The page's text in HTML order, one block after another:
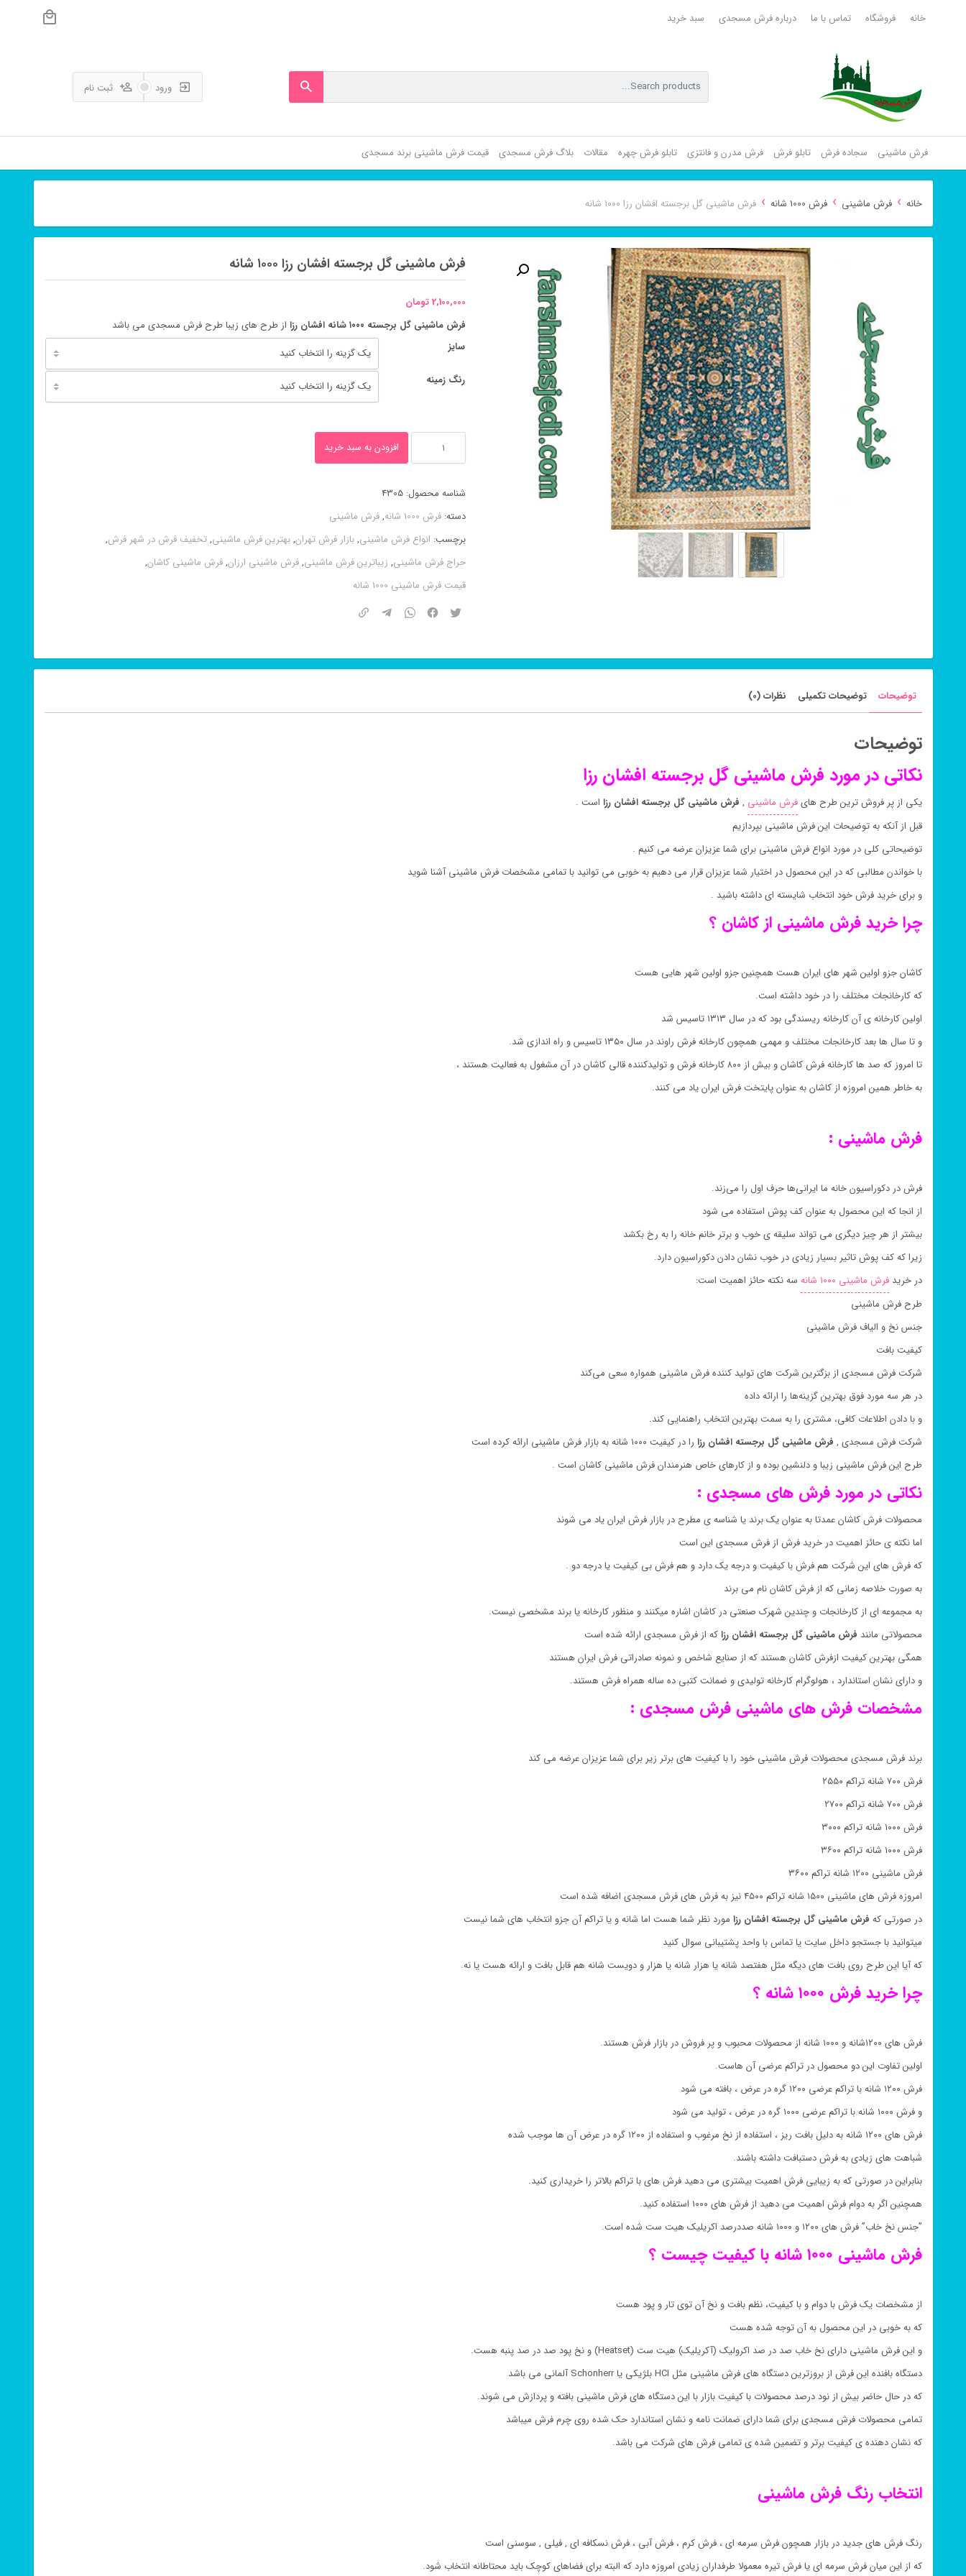
خانه فروشگاه تماس با ما درباره فرش مسجدی سبد خرید
ورود ثبت نام
فرش ماشینی سجاده فرش تابلو فرش فرش مدرن و فانتزی تابلو فرش چهره مقالات بلاگ فرش مسجدی قیمت فرش ماشینی برند مسجدی
خانه › فرش ماشینی › فرش 1000 شانه › فرش ماشینی گل برجسته افشان رزا ۱۰۰۰ شانه
فرش ماشینی گل برجسته افشان رزا ۱۰۰۰ شانه
2,100,000 تومان
فرش ماشینی گل برجسته ۱۰۰۰ شانه افشان رزا
از طرح های زیبا طرح فرش مسجدی می باشد
سایز
رنگ زمینه
ماشینی
گل
برجسته
۱۰۰۰
افزودن به سبد خرید
شناسه محصول:4305
دسته:فرش 1000 شانه ,فرش ماشینی
برچسب: انواع فرش ماشینی,بازار فرش تهران,بهترین فرش ماشینی,تخفیف فرش در شهر فرش,
حراج فرش ماشینی, زیباترین فرش ماشینی,فرش ماشینی ارزان,فرش ماشینی کاشان,
قیمت فرش ماشینی 1000 شانه
توضیحات توضیحات تکمیلی نظرات (0)
توضیحات
نکاتی در مورد فرش ماشینی گل برجسته افشان رزا
یکی از پر فروش ترین طرح هایفرش ماشینی , فرش ماشینی گل برجسته افشان رزا است .
قبل از آنکه به توضیحات این فرش ماشینی بپردازیم
توضیحاتی کلی در مورد انواع فرش ماشینی برای شما عزیزان عرضه می کنیم .
با خواندن مطالبی که در این محصول در اختیار شما عزیزان قرار می دهیم به خوبی می توانید با تمامی مشخصات فرش ماشینی آشنا شوید
و برای خرید فرش خود انتخاب شایسته ای داشته باشید .
چرا خرید فرش ماشینی از کاشان ؟
کاشان جزو اولین شهر های ایران هست همچنین جزو اولین شهر هایی هست
که کارخانجات مختلف را در خود داشته است.
اولین کارخانه ی آن کارخانه ریسندگی بود که در سال ۱۳۱۳ تاسیس شد
و تا سال ها بعد کارخانجات مختلف و مهمی همچون کارخانه فرش راوند در سال ۱۳۵۰ تاسیس و راه اندازی شد.
تا امروز که صد ها کارخانه فرش کاشان و بیش از ۸۰۰ کارخانه فرش و تولیدکننده قالی کاشان در آن مشغول به فعالیت هستند ،
به خاطر همین امروزه از کاشان به عنوان پایتخت فرش ایران یاد می کنند.
فرش ماشینی :
فرش در دکوراسیون خانه ما ایرانی‌ها حرف اول را می‌زند.
از انجا که این محصول به عنوان کف پوش استفاده می شود
بیشتر از هر چیز دیگری می تواند سلیقه ی خوب و برتر خانم خانه را به رخ بکشد
زیرا که کف پوش تاثیر بسیار زیادی در خوب نشان دادن دکوراسیون دارد.
در خریدفرش ماشینی ۱۰۰۰ شانه
سه نکته حائز اهمیت است:
طرح فرش ماشینی
جنس نخ و الیاف فرش ماشینی
کیفیت بافت
شرکت فرش مسجدی از بزگترین شرکت های تولید کننده فرش ماشینی همواره سعی می‌کند
در هر سه مورد فوق بهترین گزینه‌ها را ارائه داده
و با دادن اطلاعات کافی، مشتری را به سمت بهترین انتخاب راهنمایی کند.
شرکت فرش مسجدی , فرش ماشینی گل برجستهافشان رزا را در کیفیت ۱۰۰۰ شانه به بازار فرش ماشینی ارائه کرده است
طرح این فرش ماشینی زیبا و دلنشین بوده و از کارهای خاص هنرمندان فرش ماشینی کاشان است .
نکاتی در مورد فرش های مسجدی :
محصولات فرش کاشان عمدتا به عنوان یک برند یا شناسه ی مطرح در بازار فرش ایران یاد می شوند
اما نکته ی حائز اهمیت در خرید فرش از فرش مسجدی این است
که فرش های این شرکت هم فرش با کیفیت و درجه یک دارد و هم فرش بی کیفیت یا درجه دو .
به صورت خلاصه زمانی که از فرش کاشان نام می برند
به مجموعه ای از کارخانجات و چندین شهرک صنعتی در کاشان اشاره میکنند و منظور کارخانه یا برند مشخصی نیست.
محصولاتی مانند فرش ماشینی گل برجسته افشان رزاکه از فرش مسجدی ارائه شده است
همگی بهترین کیفیت ازفرش کاشان هستند که از صنایع شاخص و نمونه صادراتی فرش ایران هستند
و دارای نشان استاندارد ، هولوگرام کارخانه تولیدی و ضمانت کتبی ده ساله همراه فرش هستند.
مشخصات فرش های ماشینی فرش مسجدی :
برند فرش مسجدی محصولات فرش ماشینی خود را با کیفیت های برتر زیر برای شما عزیزان عرضه می کند
فرش ۷۰۰ شانه تراکم ۲۵۵۰
فرش ۷۰۰ شانه تراکم ۲۷۰۰
فرش ۱۰۰۰ شانه تراکم ۳۰۰۰
فرش ۱۰۰۰ شانه تراکم ۳۶۰۰
فرش ماشینی ۱۲۰۰ شانه تراکم ۳۶۰۰
امروزه فرش های ماشینی ۱۵۰۰ شانه تراکم ۴۵۰۰ نیز به فرش های فرش مسجدی اضافه شده است
در صورتی که فرش ماشینی گل برجسته افشان رزا مورد نظر شما هست اما شانه و یا تراکم آن جزو انتخاب های شما نیست
میتوانید با جستجو داخل سایت یا تماس با واحد پشتیبانی سوال کنید
که آیا این طرح روی بافت های دیگه مثل هفتصد شانه یا هزار شانه یا هزار و دویست شانه هم قابل بافت و ارائه هست یا نه.
چرا خرید فرش ۱۰۰۰ شانه ؟
فرش های ۱۲۰۰شانه و ۱۰۰۰ شانه از محصولات محبوب و پر فروش در بازار فرش هستند.
اولین تفاوت این دو محصول در تراکم عرضی آن هاست.
فرش ۱۲۰۰ شانه با تراکم عرضی ۱۲۰۰ گره در عرض ، بافته می شود
و فرش ۱۰۰۰ شانه با تراکم عرضی ۱۰۰۰ گره در عرض ، تولید می شود
فرش های ۱۲۰۰ شانه به دلیل بافت ریز ، استفاده از نخ مرغوب و استفاده از ۱۲۰۰ گره در عرض آن ها موجب شده
شباهت های زیادی به فرش دستبافت داشته باشند.
بنابراین در صورتی که به زیبایی فرش اهمیت بیشتری می دهید فرش های با تراکم بالاتر را خریداری کنید.
همچنین اگر به دوام فرش اهمیت می دهید از فرش های ۱۰۰۰ استفاده کنید.
”جنس نخ خاب” فرش های ۱۲۰۰ و ۱۰۰۰ شانه صددرصد اکریلیک هیت ست شده است.
فرش ماشینی ۱۰۰۰ شانه با کیفیت چیست ؟
از مشخصات یک فرش با دوام و با کیفیت، نظم بافت و نخ آن توی تار و پود هست
که به خوبی در این محصول به آن توجه شده هست
و این فرش ماشینی دارای نخ خاب صد در صد اکرولیک (آکریلیک) هیت ست (Heatset) و نخ پود صد در صد پنبه هست.
دستگاه بافنده این فرش از بروزترین دستگاه های فرش ماشینی مثل HCI بلژیکی یا Schonherr آلمانی می باشد
که در حال حاضر بیش از نود درصد محصولات با کیفیت بازار با این دستگاه های فرش ماشینی بافته و پردازش می شوند.
تمامی محصولات فرش مسجدی برای شما دارای ضمانت نامه و نشان استاندارد حک شده روی چرم فرش میباشد
که نشان دهنده ی کیفیت برتر و تضمین شده ی تمامی فرش های شرکت می باشد.
انتخاب رنگ فرش ماشینی
رنگ فرش های جدید در بازار همچون فرش سرمه ای ، فرش کرم ، فرش آبی ، فرش نسکافه ای , فیلی , سوسنی است
که از این میان فرش سرمه ای یا فرش تیره معمولا طرفداران زیادی امروزه دارد که البته برای فضاهای کوچک باید محتاطانه انتخاب شود.